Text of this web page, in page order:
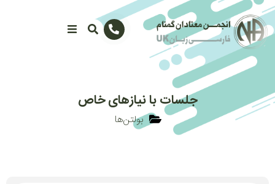
جلسات با نیازهای خاص
بولتن‌ها